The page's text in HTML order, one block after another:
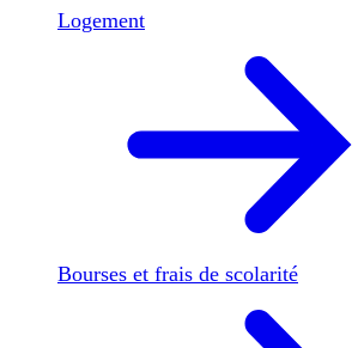
Logement
Bourses et frais de scolarité